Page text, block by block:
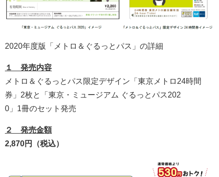
2020年度版「メトロ＆ぐるっとパス」の詳細
１ 発売内容
メトロ＆ぐるっとパス限定デザイン「東京メトロ24時間
券」2枚と「東京・ミュージアム ぐるっとパス202
0」1冊のセット発売
２ 発売金額
2,870円（税込）